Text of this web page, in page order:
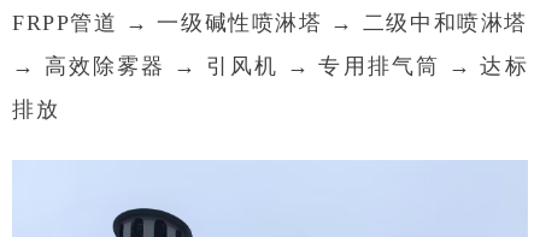
FRPP管道 → 一级碱性喷淋塔 → 二级中和喷淋塔
→ 高效除雾器 → 引风机 → 专用排气筒 → 达标
排放